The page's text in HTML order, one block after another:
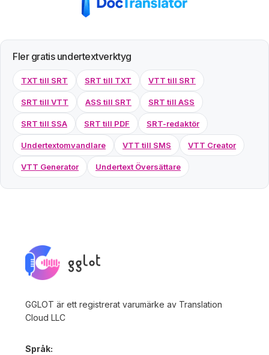
Fler gratis undertextverktyg
TXT till SRT SRT till TXT VTT till SRT
SRT till VTT ASS till SRT SRT till ASS
SRT till SSA SRT till PDF SRT-redaktör
Undertextomvandlare VTT till SMS VTT Creator
VTT Generator Undertext Översättare
GGLOT är ett registrerat varumärke av Translation
Cloud LLC
Språk: